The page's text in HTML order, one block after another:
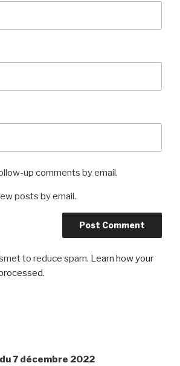
up comments by email.
posts by email.
to reduce spam. Learn how your
.
7 décembre 2022